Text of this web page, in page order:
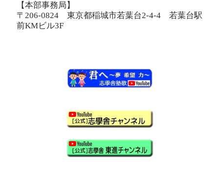
【本部事務局】
〒206-0824 東京都稲城市若葉台2-4-4 若葉台駅
前KMビル3F